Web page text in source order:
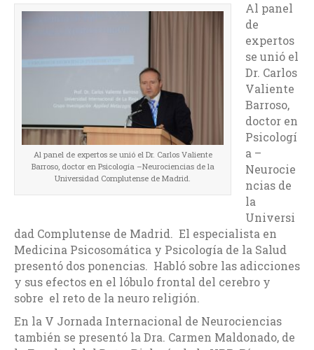
Al panel de expertos se unió el Dr. Carlos Valiente
Barroso, doctor en Psicología –Neurociencias de la
Universidad Complutense de Madrid.
Al panel
de
expertos
se unió el
Dr. Carlos
Valiente
Barroso,
doctor en
Psicologí
a –
Neurocie
ncias de
la
Universi
dad Complutense de Madrid. El especialista en
Medicina Psicosomática y Psicología de la Salud
presentó dos ponencias. Habló sobre las adicciones
y sus efectos en el lóbulo frontal del cerebro y
sobre el reto de la neuro religión.
En la V Jornada Internacional de Neurociencias
también se presentó la Dra. Carmen Maldonado, de